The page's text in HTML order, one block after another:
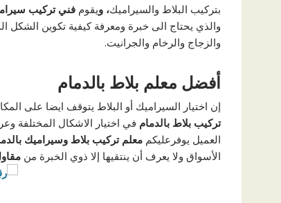
بتركيب البلاط والسيراميك، ويقوم فني تركيب
والذي يحتاج الى خبرة ومعرفة كيفية تكوين الشكل
والزجاج والرخام والجرانيت.
أفضل معلم بلاط بالدمام
إن اختيار السيراميك أو البلاط يتوقف ايضا على
تركيب بلاط بالدمام في اختيار الاشكال المختلفة
العميل يوفرعليكم معلم تركيب بلاط وسيراميك
الأسواق ولا يعرف أن ينتقيها إلا ذوي الخبرة من